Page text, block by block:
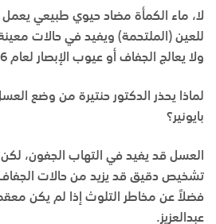
لا، ماء الكمأة مضاد حيوي طبيعي
للعين (الملتحمة) ويفيد في حالات معينة
ولا يعالج الجفاف أو عيوب الإبصار لعام 2026.
لماذا يحذر الدكتور حنتيرة من وضع
بايونير؟
العسل قد يفيد في التهاب الجفون،
تشخيص دقيق قد يزيد من حالات
فضلاً عن مخاطر التلوث إذا لم يكن
عبدالعزيز.